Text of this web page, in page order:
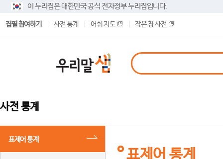
이 누리집은 대한민국 공식 전자정부 누리집입니다.
집필 참여하기 사전 통계 어휘 지도 작은 창 사전
사전 통계
표제어 통계
표제어 통계